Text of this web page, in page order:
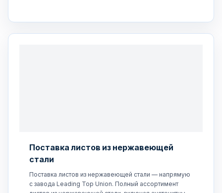
Поставка листов из нержавеющей
стали
Поставка листов из нержавеющей стали — напрямую
с завода Leading Top Union. Полный ассортимент